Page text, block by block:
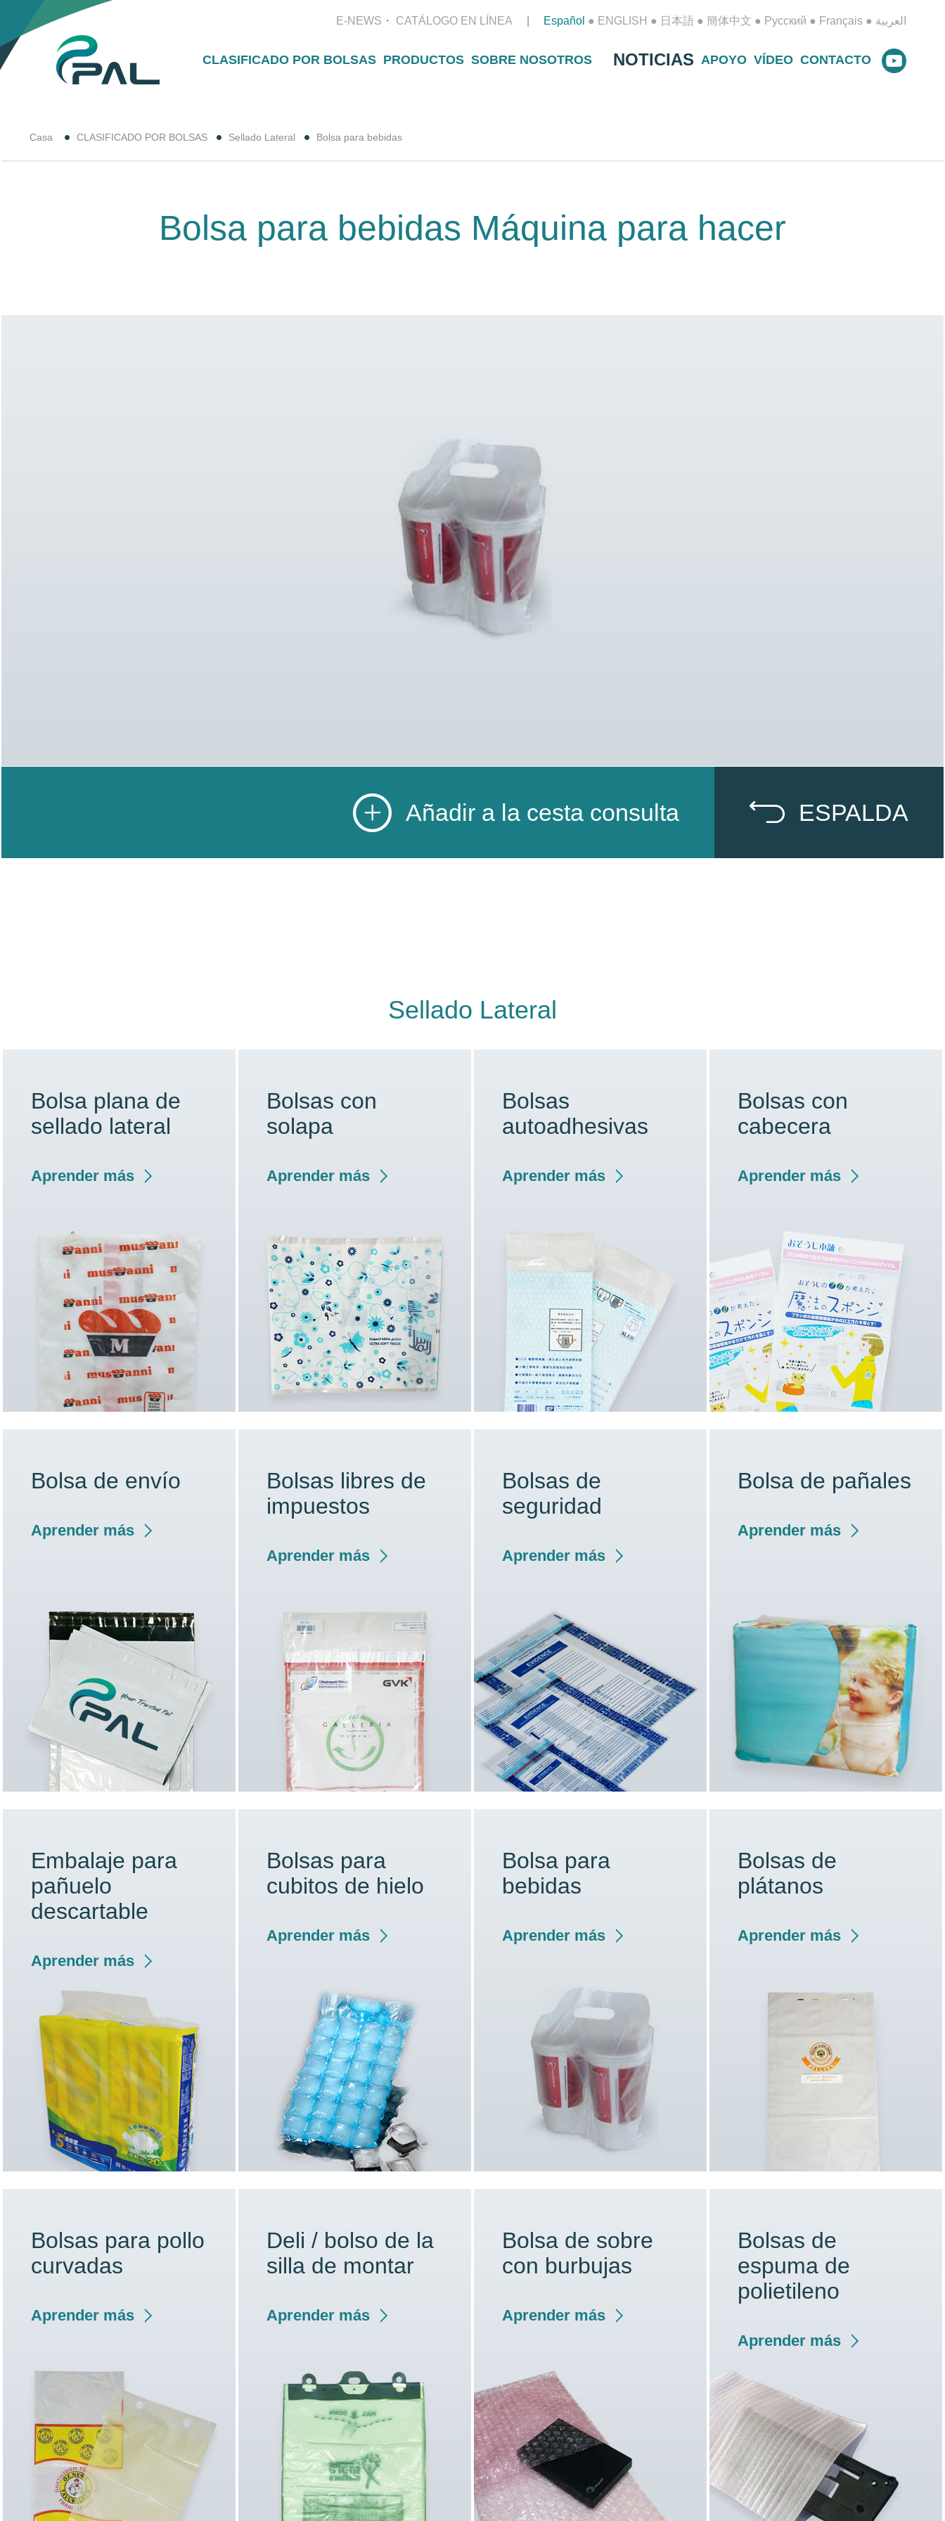
Español ● ENGLISH ● 日本語 ● 簡体中文 ● Русский ● Français ● العربية E-NEWS CATÁLOGO EN LÍNEA
CLASIFICADO POR BOLSAS PRODUCTOS SOBRE NOSOTROS NOTICIAS APOYO VÍDEO CONTACTO
Casa CLASIFICADO POR BOLSAS Sellado Lateral Bolsa para bebidas
Bolsa para bebidas Máquina para hacer
ESPALDA
Añadir a la cesta consulta
Sellado Lateral
Bolsa plana de
sellado lateral
Aprender más
Bolsas con
solapa
Aprender más
Bolsas
autoadhesivas
Aprender más
Bolsas con
cabecera
Aprender más
Bolsa de envío
Aprender más
Bolsas libres de
impuestos
Aprender más
Bolsas de
seguridad
Aprender más
Bolsa de pañales
Aprender más
Embalaje para
pañuelo
descartable
Aprender más
Bolsas para
cubitos de hielo
Aprender más
Bolsa para
bebidas
Aprender más
Bolsas de
plátanos
Aprender más
Bolsas para pollo
curvadas
Aprender más
Deli / bolso de la
silla de montar
Aprender más
Bolsa de sobre
con burbujas
Aprender más
Bolsas de
espuma de
polietileno
Aprender más